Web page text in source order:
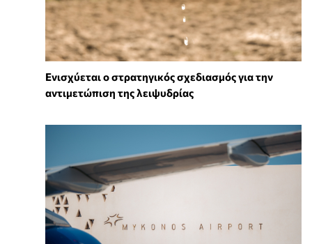
Ενισχύεται ο στρατηγικός σχεδιασμός για την
αντιμετώπιση της λειψυδρίας